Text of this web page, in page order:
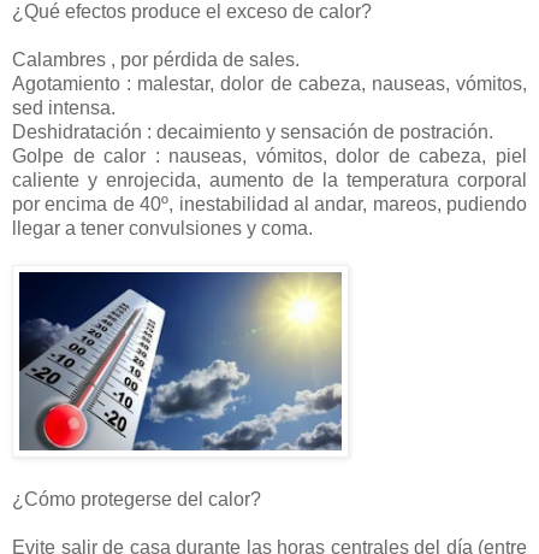
¿Qué efectos produce el exceso de calor?
Calambres , por pérdida de sales.
Agotamiento : malestar, dolor de cabeza, nauseas, vómitos,
sed intensa.
Deshidratación : decaimiento y sensación de postración.
Golpe de calor : nauseas, vómitos, dolor de cabeza, piel
caliente y enrojecida, aumento de la temperatura corporal
por encima de 40º, inestabilidad al andar, mareos, pudiendo
llegar a tener convulsiones y coma.
¿Cómo protegerse del calor?
Evite salir de casa durante las horas centrales del día (entre